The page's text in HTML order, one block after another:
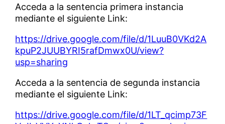
Acceda a la sentencia primera instancia
mediante el siguiente Link:
https://drive.google.com/file/d/1LuuB0VKd2A
kpuP2JUUBYRI5rafDmwx0U/view?
usp=sharing
Acceda a la sentencia de segunda instancia
mediante el siguiente Link:
https://drive.google.com/file/d/1LT_qcimp73F